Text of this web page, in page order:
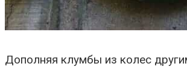
Дополняя клумбы из колес